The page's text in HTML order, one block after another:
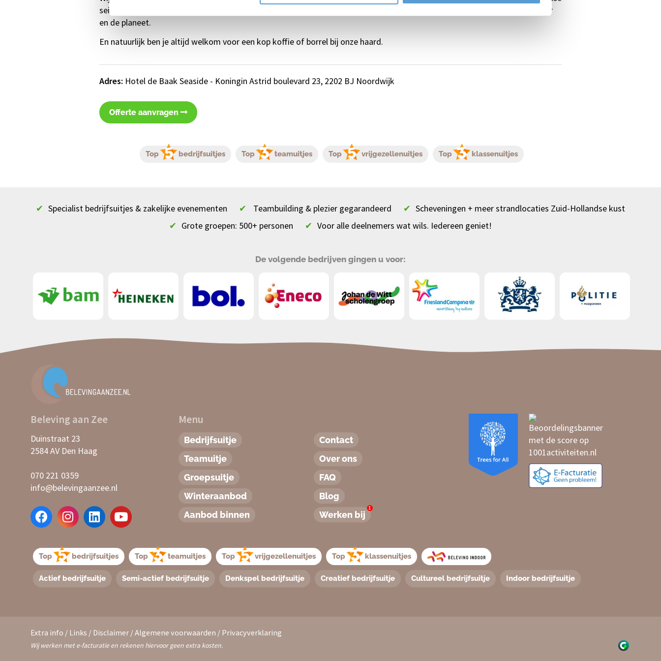
seizoengroenten in de hoofdrol en vlees of vis als garnituur. Helemaal van deze tijd. Lekker en verantwoord voor mens, dier
en de planeet.
En natuurlijk ben je altijd welkom voor een kop koffie of borrel bij onze haard.
Adres: Hotel de Baak Seaside - Koningin Astrid boulevard 23, 2202 BJ Noordwijk
Offerte aanvragen
Top bedrijfsuitjes Top teamuitjes Top vrijgezellenuitjes Top klassenuitjes
✔ Specialist bedrijfsuitjes & zakelijke evenementen ✔ Teambuilding & plezier gegarandeerd ✔ Scheveningen + meer strandlocaties Zuid-Hollandse kust
✔ Grote groepen: 500+ personen ✔ Voor alle deelnemers wat wils. Iedereen geniet!
De volgende bedrijven gingen u voor:
Beleving aan Zee
Duinstraat 23
2584 AV Den Haag
070 221 0359
info@belevingaanzee.nl
Menu
Bedrijfsuitje
Teamuitje
Groepsuitje
Winteraanbod
Aanbod binnen
Contact
Over ons
FAQ
Blog
Werken bij
1
Top bedrijfsuitjes Top teamuitjes Top vrijgezellenuitjes Top klassenuitjes
Actief bedrijfsuitje Semi-actief bedrijfsuitje Denkspel bedrijfsuitje Creatief bedrijfsuitje Cultureel bedrijfsuitje Indoor bedrijfsuitje
Extra info / Links / Disclaimer /Algemene voorwaarden / Privacyverklaring
Wij werken met e-facturatie en rekenen hiervoor geen extra kosten.